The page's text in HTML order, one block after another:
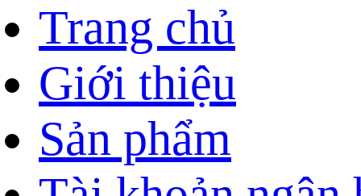
Trang chủ
Giới thiệu
Sản phẩm